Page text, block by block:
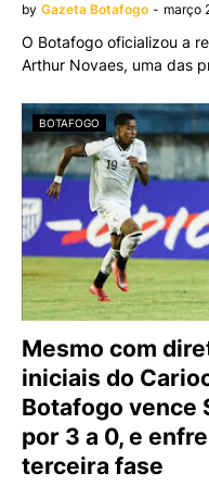
by Gazeta Botafogo - março
O Botafogo oficializou a
Arthur Novaes, uma das
BOTAFOGO
Mesmo com
iniciais do
Botafogo vence
por 3 a 0, e
terceira fase